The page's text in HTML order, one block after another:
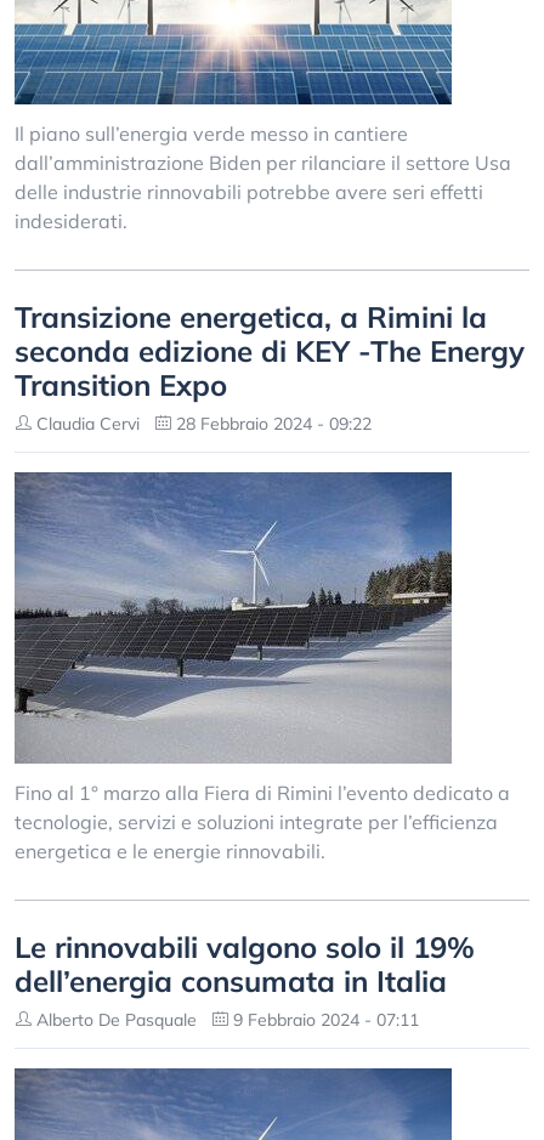
Il piano sull’energia verde messo in cantiere
dall’amministrazione Biden per rilanciare il settore Usa
delle industrie rinnovabili potrebbe avere seri effetti
indesiderati.
Transizione energetica, a Rimini la
seconda edizione di KEY -The Energy
Transition Expo
Claudia Cervi 28 Febbraio 2024 - 09:22
Fino al 1° marzo alla Fiera di Rimini l’evento dedicato a
tecnologie, servizi e soluzioni integrate per l’efficienza
energetica e le energie rinnovabili.
Le rinnovabili valgono solo il 19%
dell’energia consumata in Italia
Alberto De Pasquale 9 Febbraio 2024 - 07:11